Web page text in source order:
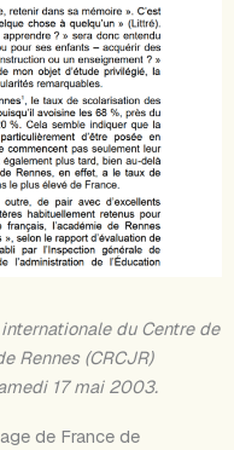
du Centre de
Rennes (CRCJR)
17 mai 2003.
de France de